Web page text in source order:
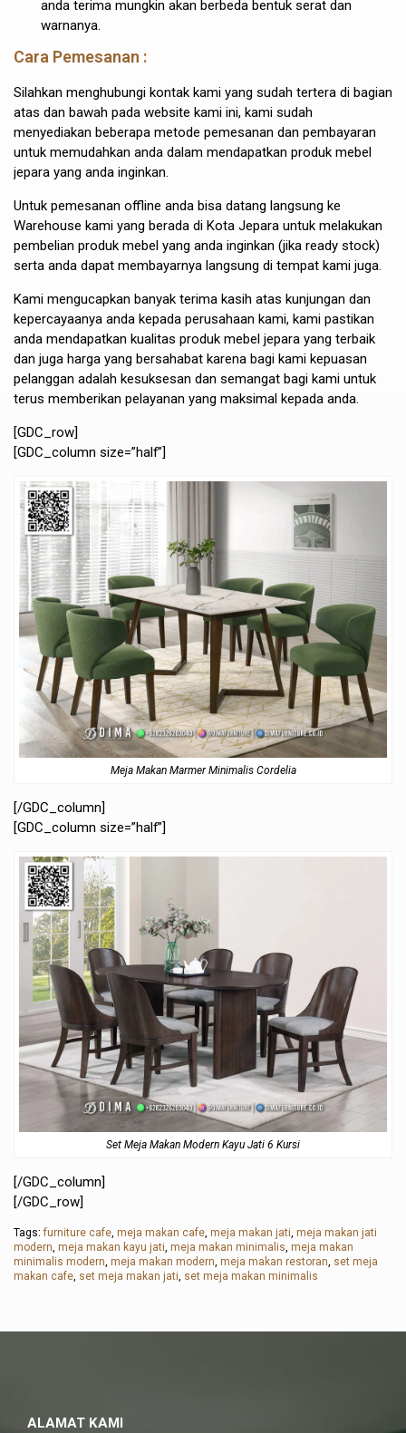
anda terima mungkin akan berbeda bentuk serat dan
warnanya.
Cara Pemesanan :
Silahkan menghubungi kontak kami yang sudah tertera di bagian
atas dan bawah pada website kami ini, kami sudah
menyediakan beberapa metode pemesanan dan pembayaran
untuk memudahkan anda dalam mendapatkan produk mebel
jepara yang anda inginkan.
Untuk pemesanan offline anda bisa datang langsung ke
Warehouse kami yang berada di Kota Jepara untuk melakukan
pembelian produk mebel yang anda inginkan (jika ready stock)
serta anda dapat membayarnya langsung di tempat kami juga.
Kami mengucapkan banyak terima kasih atas kunjungan dan
kepercayaanya anda kepada perusahaan kami, kami pastikan
anda mendapatkan kualitas produk mebel jepara yang terbaik
dan juga harga yang bersahabat karena bagi kami kepuasan
pelanggan adalah kesuksesan dan semangat bagi kami untuk
terus memberikan pelayanan yang maksimal kepada anda.
[GDC_row]
[GDC_column size=”half”]
Meja Makan Marmer Minimalis Cordelia
[/GDC_column]
[GDC_column size=”half”]
Set Meja Makan Modern Kayu Jati 6 Kursi
[/GDC_column]
[/GDC_row]
Tags:furniture cafe, meja makan cafe, meja makan jati, meja makan jati
modern, meja makan kayu jati, meja makan minimalis, meja makan
minimalis modern, meja makan modern, meja makan restoran, set meja
makan cafe, set meja makan jati, set meja makan minimalis
ALAMAT KAMI